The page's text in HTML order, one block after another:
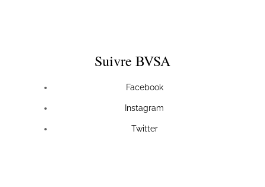
Suivre BVSA
Facebook
Instagram
Twitter